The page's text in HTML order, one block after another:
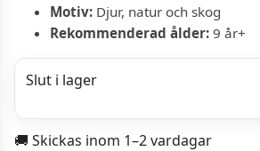
Motiv: Djur, natur och skog
Rekommenderad ålder: 9 år+
Slut i lager
🚚 Skickas inom 1–2 vardagar